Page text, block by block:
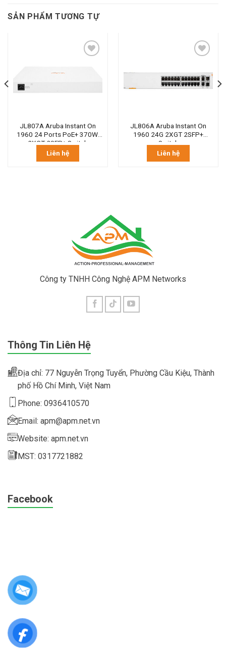
SẢN PHẨM TƯƠNG TỰ
JL807A Aruba Instant On
1960 24 Ports PoE+ 370W,
2XGT 2SFP+ Switch
Liên hệ
JL806A Aruba Instant On
1960 24G 2XGT 2SFP+
Switch
Liên hệ
Công ty TNHH Công Nghệ APM Networks
Thông Tin Liên Hệ
Địa chỉ: 77 Nguyễn Trọng Tuyển, Phường Cầu Kiệu, Thành
phố Hồ Chí Minh, Việt Nam
Phone: 0936410570
Email: apm@apm.net.vn
Website: apm.net.vn
MST: 0317721882
Facebook